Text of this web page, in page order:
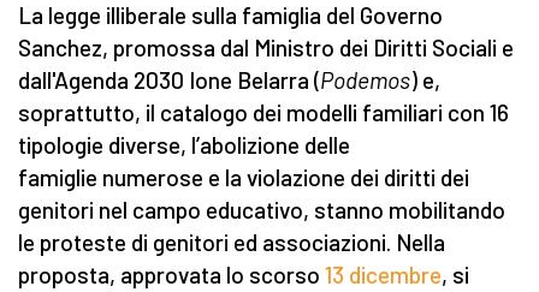
La legge illiberale sulla famiglia del Governo
Sanchez, promossa dal Ministro dei Diritti Sociali e
dall'Agenda 2030 Ione Belarra (Podemos) e,
soprattutto, il catalogo dei modelli familiari con 16
tipologie diverse, l’abolizione delle
famiglie numerose e la violazione dei diritti dei
genitori nel campo educativo, stanno mobilitando
le proteste di genitori ed associazioni. Nella
proposta, approvata lo scorso 13 dicembre, si